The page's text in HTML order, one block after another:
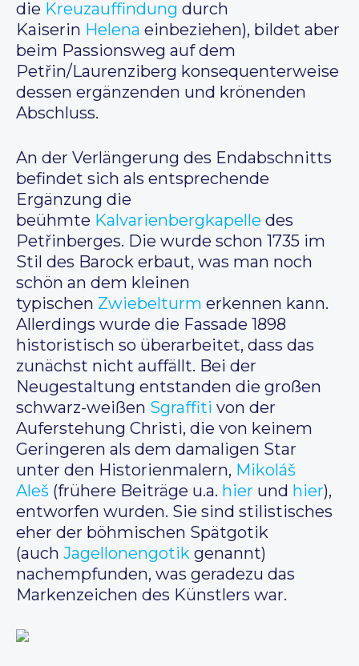
die Kreuzauffindung durch
Kaiserin Helena einbeziehen), bildet aber
beim Passionsweg auf dem
Petřin/Laurenziberg konsequenterweise
dessen ergänzenden und krönenden
Abschluss.
An der Verlängerung des Endabschnitts
befindet sich als entsprechende
Ergänzung die
beühmte Kalvarienbergkapelle des
Petřinberges. Die wurde schon 1735 im
Stil des Barock erbaut, was man noch
schön an dem kleinen
typischen Zwiebelturm erkennen kann.
Allerdings wurde die Fassade 1898
historistisch so überarbeitet, dass das
zunächst nicht auffällt. Bei der
Neugestaltung entstanden die großen
schwarz-weißen Sgraffiti von der
Auferstehung Christi, die von keinem
Geringeren als dem damaligen Star
unter den Historienmalern, Mikoláš
Aleš (frühere Beiträge u.a. hier und hier),
entworfen wurden. Sie sind stilistisches
eher der böhmischen Spätgotik
(auch Jagellonengotik genannt)
nachempfunden, was geradezu das
Markenzeichen des Künstlers war.